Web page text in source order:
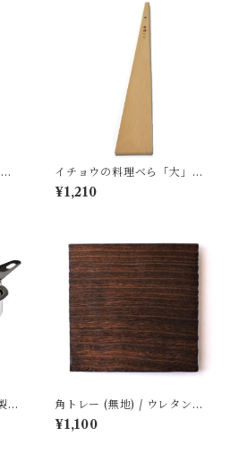
イチョウの料理ベら「大」｜
双葉商店
¥1,210
作
角トレー (無地) / ウレタン仕
上げ ｜ 岩本清商店
¥1,100